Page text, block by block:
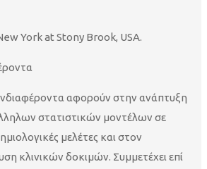
York at Stony Brook, USA.
αφορούν στην ανάπτυξη
στατιστικών μοντέλων σε
μελέτες και στον
κλινικών δοκιμών. Συμμετέχει επί